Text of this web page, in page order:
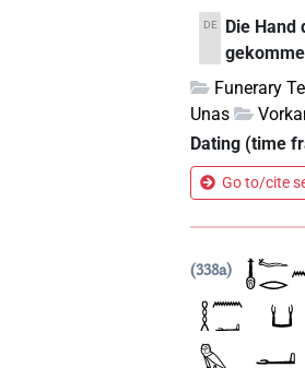
DE Die Hand
Funerary
Unas
Dating (time
Go to/cite
338a